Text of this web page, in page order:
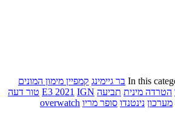
In this בר גיימינג קמפיין מימון המונים
הטרדה מינית תביעה E3 2021 IGN
טור דעה
מערכון נינטנדו סופר מריו overwatch